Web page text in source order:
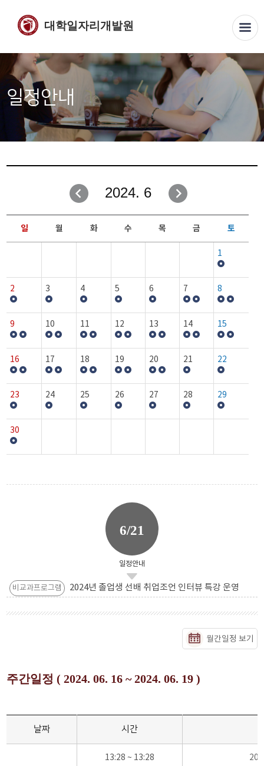
대학일자리개발원
일정안내
2024. 6
일 월 화 수 목 금 토
1
2 3 4 5 6 7 8
9 10 11 12 13 14 15
16 17 18 19 20 21 22
23 24 25 26 27 28 29
30
6/21
일정안내
비교과프로그램 2024년 졸업생 선배 취업조언 인터뷰 특강 운영
월간일정 보기
주간일정 ( 2024. 06. 16 ~ 2024. 06. 19 )
날짜 시간
13:28 ~ 13:28